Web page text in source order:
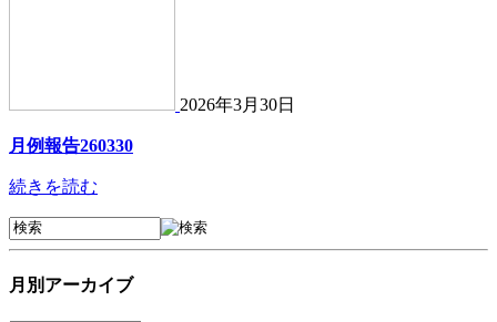
2026年3月30日
月例報告260330
続きを読む
月別アーカイブ